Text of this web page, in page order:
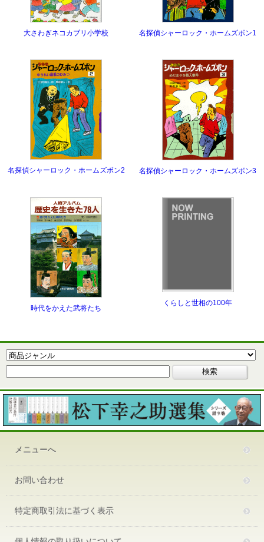
大さわぎネコカブリ小学校 名探偵シャーロック・ホームズボン1
名探偵シャーロック・ホームズボン2 名探偵シャーロック・ホームズボン3
時代をかえた武将たち
くらしと世相の100年
メニューへ
お問い合わせ
特定商取引法に基づく表示